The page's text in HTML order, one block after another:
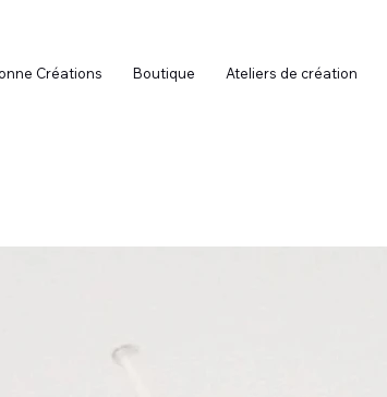
Créations Boutique Ateliers de création